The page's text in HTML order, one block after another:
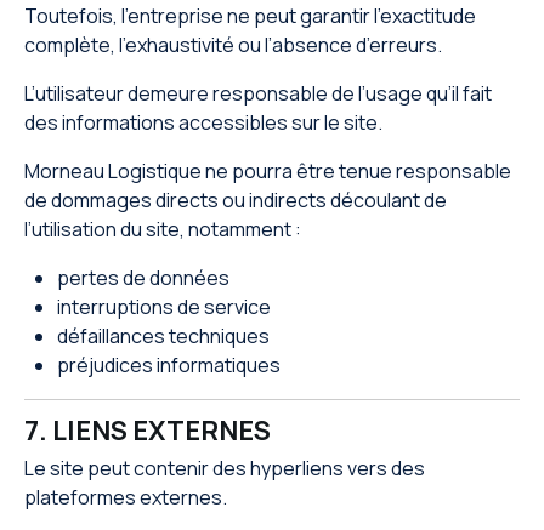
Toutefois, l’entreprise ne peut garantir l’exactitude
complète, l’exhaustivité ou l’absence d’erreurs.
L’utilisateur demeure responsable de l’usage qu’il fait
des informations accessibles sur le site.
Morneau Logistique ne pourra être tenue responsable
de dommages directs ou indirects découlant de
l’utilisation du site, notamment :
pertes de données
interruptions de service
défaillances techniques
préjudices informatiques
7. LIENS EXTERNES
Le site peut contenir des hyperliens vers des
plateformes externes.